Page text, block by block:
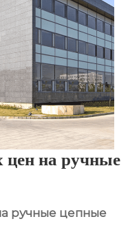
на ручные
ручные цепные